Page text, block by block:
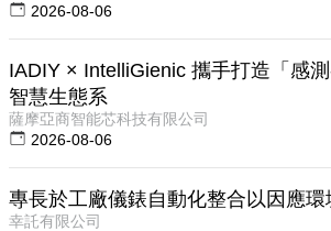
2026-08-06
IADIY × IntelliGienic 攜手打造「感
智慧生態系
薩摩亞商智能芯科技有限公司
2026-08-06
專長於工廠儀錶自動化整合以因應
幸託有限公司